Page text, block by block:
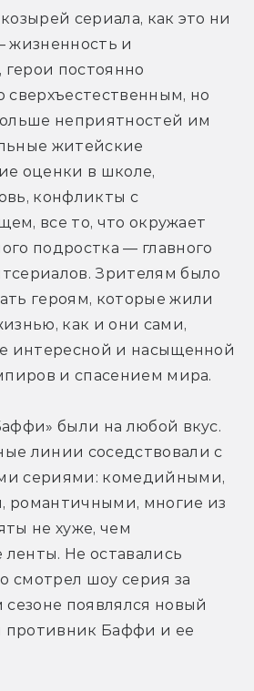
сериала, как это ни
жизненность и
герои постоянно
сверхъестественным, но
неприятностей им
житейские
оценки в школе,
конфликты с
все то, что окружает
подростка — главного
Зрителям было
героям, которые жили
как и они сами,
интересной и насыщенной
и спасением мира.
были на любой вкус.
линии соседствовали с
сериями: комедийными,
романтичными, многие из
не хуже, чем
Не оставались
смотрел шоу серия за
появлялся новый
противник Баффи и ее